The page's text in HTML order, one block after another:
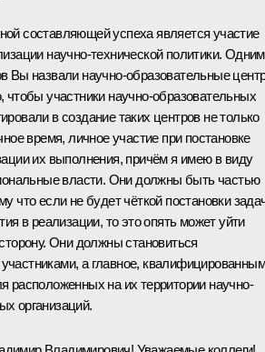
составляющей успеха является участие
научно-технической политики. Одним
Вы назвали научно-образовательные
чтобы участники научно-образовательных
в создание таких центров не только
время, личное участие при постановке
их выполнения, причём я имею в виду
власти. Они должны быть частью
что если не будет чёткой постановки
в реализации, то это опять может уйти
Они должны становиться
а главное,
расположенных на их территории научно-
организаций.